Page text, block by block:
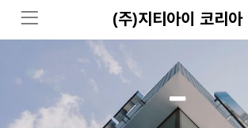
(주)지티아이 코리아